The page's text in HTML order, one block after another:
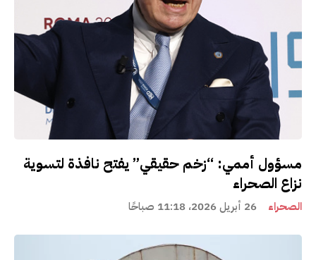
مسؤول أممي: “زخم حقيقي” يفتح نافذة لتسوية
نزاع الصحراء
الصحراء 26 أبريل 2026، 11:18 صباحًا